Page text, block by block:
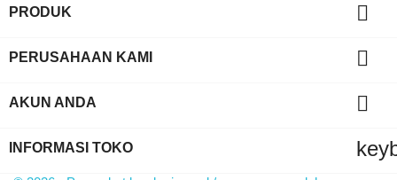
PRODUK 
PERUSAHAAN KAMI 
AKUN ANDA 
INFORMASI TOKO